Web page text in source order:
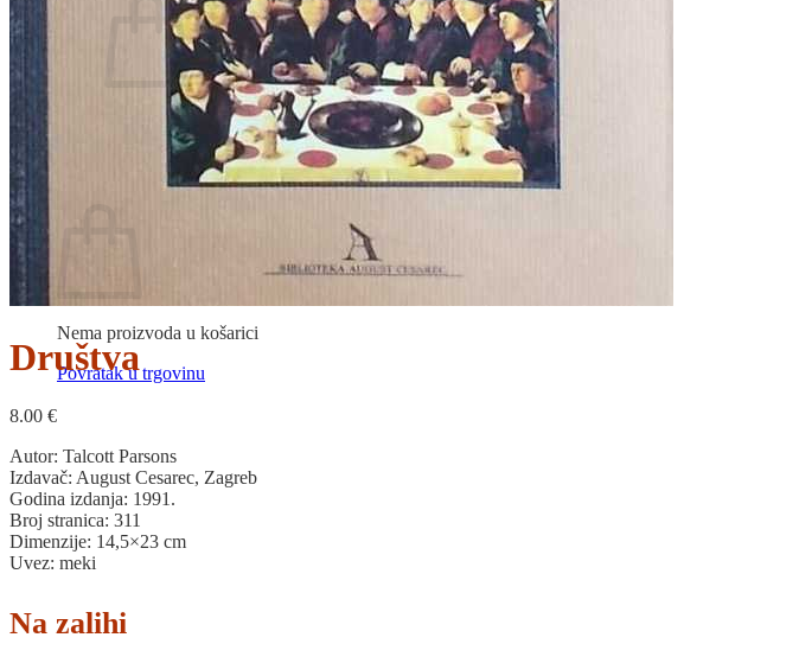
Nema proizvoda u košarici
Povratak u trgovinu
Nema proizvoda u košarici
Povratak u trgovinu
Društva
8.00 €
Autor: Talcott Parsons
Izdavač: August Cesarec, Zagreb
Godina izdanja: 1991.
Broj stranica: 311
Dimenzije: 14,5×23 cm
Uvez: meki
Na zalihi